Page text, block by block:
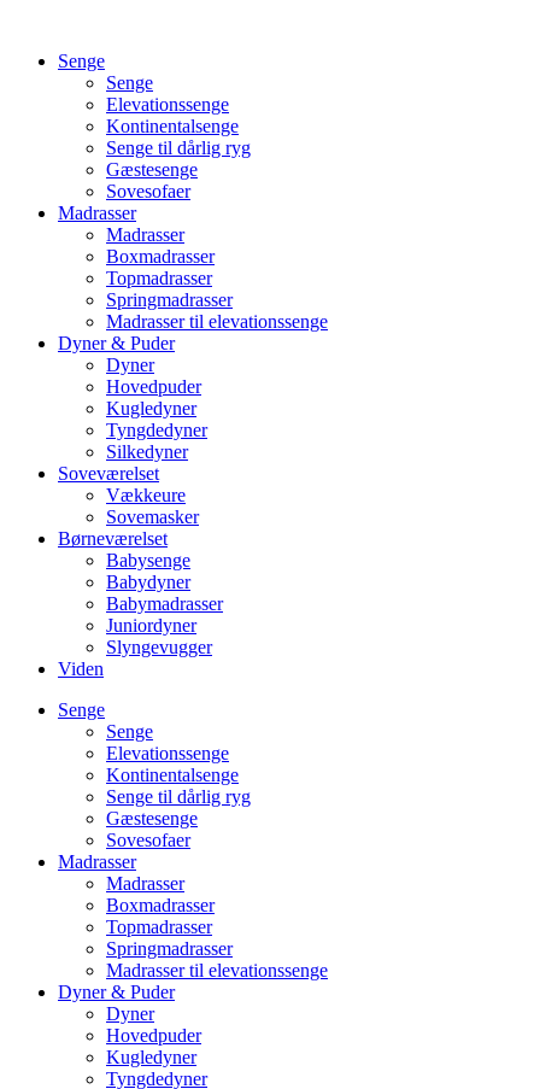
indholdSenge
Senge
Elevationssenge
Kontinentalsenge
Senge til dårlig ryg
Gæstesenge
Sovesofaer
Madrasser
Madrasser
Boxmadrasser
Topmadrasser
Springmadrasser
Madrasser til elevationssenge
Dyner & Puder
Dyner
Hovedpuder
Kugledyner
Tyngdedyner
Silkedyner
Soveværelset
Vækkeure
Sovemasker
Børneværelset
Babysenge
Babydyner
Babymadrasser
Juniordyner
Slyngevugger
Viden
Senge
Senge
Elevationssenge
Kontinentalsenge
Senge til dårlig ryg
Gæstesenge
Sovesofaer
Madrasser
Madrasser
Boxmadrasser
Topmadrasser
Springmadrasser
Madrasser til elevationssenge
Dyner & Puder
Dyner
Hovedpuder
Kugledyner
Tyngdedyner